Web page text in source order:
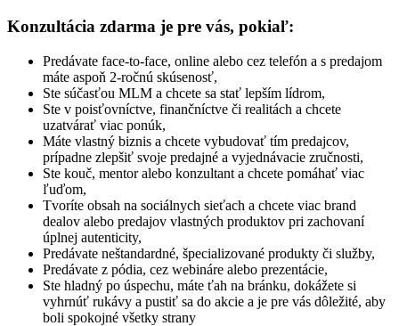
Konzultácia zdarma je pre vás, pokiaľ:
Predávate face-to-face, online alebo cez telefón a s predajom
máte aspoň 2-ročnú skúsenosť,
Ste súčasťou MLM a chcete sa stať lepším lídrom,
Ste v poisťovníctve, finančníctve či realitách a chcete
uzatvárať viac ponúk,
Máte vlastný biznis a chcete vybudovať tím predajcov,
prípadne zlepšiť svoje predajné a vyjednávacie zručnosti,
Ste kouč, mentor alebo konzultant a chcete pomáhať viac
ľuďom,
Tvoríte obsah na sociálnych sieťach a chcete viac brand
dealov alebo predajov vlastných produktov pri zachovaní
úplnej autenticity,
Predávate neštandardné, špecializované produkty či služby,
Predávate z pódia, cez webináre alebo prezentácie,
Ste hladný po úspechu, máte ťah na bránku, dokážete si
vyhrnúť rukávy a pustiť sa do akcie a je pre vás dôležité, aby
boli spokojné všetky strany